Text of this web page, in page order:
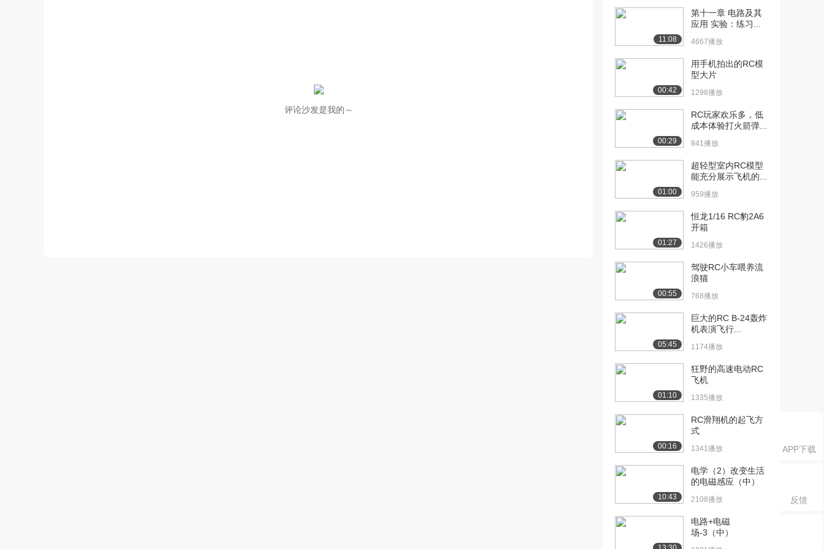
APP下载
反馈
评论沙发是我的～
[10] 华中科技大学公开
课：第一部分
2.0万播放
13:01
[11] 华中科技大学公开
09:43
[12] 华中科技大学公开
19:18
[13] 华中科技大学公开
课：仿真功能设置、...
17:08
[14] 华中科技大学公开
13:14
[15] 华中科技大学公开
课：直流偏置、瞬态...
07:18
[16] 华中科技大学公开
课：直流扫描和参数...
05:03
[17] 华中科技大学公开
课：万用表
03:35
[18] 华中科技大学公开
课：信号发生器和示...
课：仿真讲解
课：讲解视频
11:08
第十一章 电路及其
应用 实验：练习...
4667播放
00:42
用手机拍出的RC模
型大片
1298播放
00:29
RC玩家欢乐多，低
成本体验打火箭弹...
841播放
01:00
超轻型室内RC模型
能充分展示飞机的...
959播放
01:27
恒龙1/16 RC豹2A6
开箱
1426播放
00:55
驾驶RC小车喂养流
浪猫
768播放
05:45
巨大的RC B-24轰炸
机表演飞行...
1174播放
01:10
狂野的高速电动RC
飞机
1335播放
00:16
RC滑翔机的起飞方
式
1341播放
10:43
电学（2）改变生活
的电磁感应（中）
2108播放
电路+电磁
场-3（中）